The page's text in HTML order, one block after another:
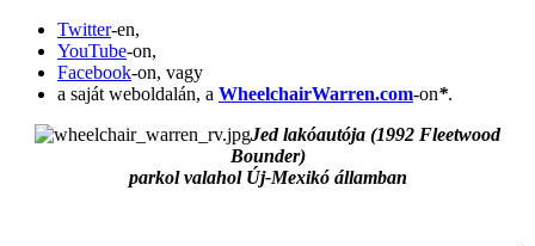
Twitter-en,
YouTube-on,
Facebook-on, vagy
a saját weboldalán, a WheelchairWarren.com-on*.
Jed lakóautója (1992 Fleetwood
Bounder)
parkol valahol Új-Mexikó államban